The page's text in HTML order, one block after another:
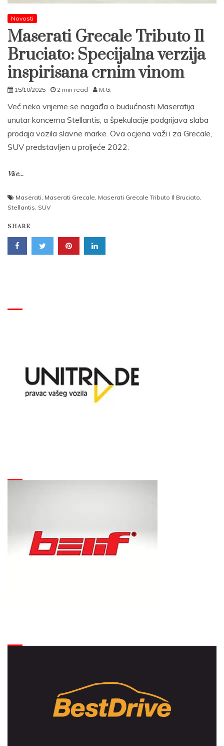
Novosti
Maserati Grecale Tributo Il
Bruciato: Specijalna verzija
inspirisana crnim vinom
15/10/2025 2 min read M.G.
Već neko vrijeme se nagađa o budućnosti Maseratija
unutar koncerna Stellantis, a špekulacije podgrijava slaba
prodaja vozila slavne marke. Ova ocjena važi i za Grecale,
SUV predstavljen u proljeće 2022.
Više...
Maserati, Maserati Grecale, Maserati Grecale Tributo Il Bruciato,
Stellantis, SUV
SHARE